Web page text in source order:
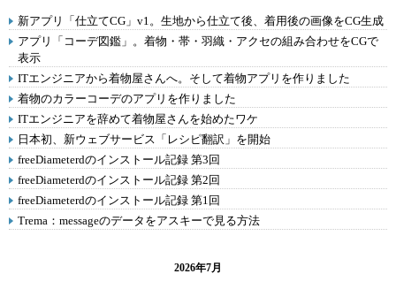
新アプリ「仕立てCG」v1。生地から仕立て後、着用後の画像をCG生成
アプリ「コーデ図鑑」。着物・帯・羽織・アクセの組み合わせをCGで
表示
ITエンジニアから着物屋さんへ。そして着物アプリを作りました
着物のカラーコーデのアプリを作りました
ITエンジニアを辞めて着物屋さんを始めたワケ
日本初、新ウェブサービス「レシピ翻訳」を開始
freeDiameterdのインストール記録 第3回
freeDiameterdのインストール記録 第2回
freeDiameterdのインストール記録 第1回
Trema：messageのデータをアスキーで見る方法
2026年7月